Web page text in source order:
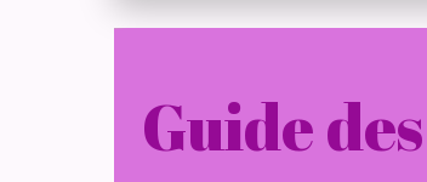
Guide